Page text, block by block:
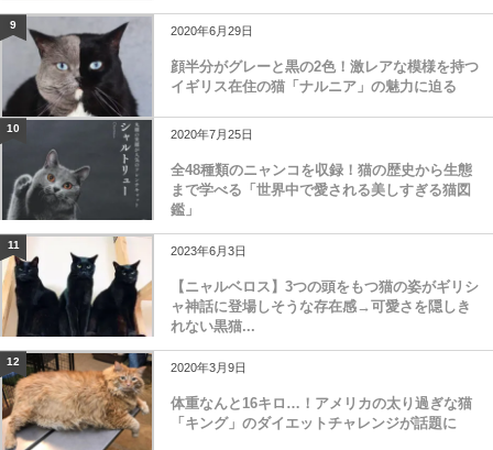
9 2020年6月29日
顔半分がグレーと黒の2色！激レアな模様を持つ
イギリス在住の猫「ナルニア」の魅力に迫る
10 2020年7月25日
全48種類のニャンコを収録！猫の歴史から生態
まで学べる「世界中で愛される美しすぎる猫図
鑑」
11 2023年6月3日
【ニャルベロス】3つの頭をもつ猫の姿がギリシ
ャ神話に登場しそうな存在感→可愛さを隠しき
れない黒猫...
12 2020年3月9日
体重なんと16キロ…！アメリカの太り過ぎな猫
「キング」のダイエットチャレンジが話題に